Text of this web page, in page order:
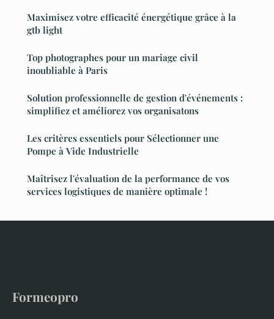
Maximisez votre efficacité énergétique grâce à la
gtb light
Top photographes pour un mariage civil
inoubliable à Paris
Solution professionnelle de gestion d'événements :
simplifiez et améliorez vos organisatons
Les critères essentiels pour Sélectionner une
Pompe à Vide Industrielle
Maîtrisez l'évaluation de la performance de vos
services logistiques de manière optimale !
Formeopro